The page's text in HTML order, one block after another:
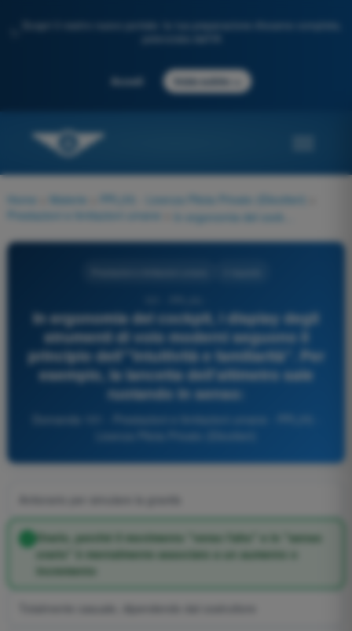
Scopri il nostro nuovo portale: la tua preparazione d'esame completa,
Accedi Inizia subito
Home Materie PPL(H) - Licenza Pilota Privato (Elicotteri)
Prestazioni e limitazioni umane
In ergonomia del cockpit, i display degli
strumenti di volo moderni seguono il
principio dell'"intuitività e familiarità". Per
esempio, la lancetta dell'altimetro sale
ruotando in senso:
Orario, perché il movimento "verso l'alto" e in "senso
orario" è mentalmente associato a un aumento o
incremento